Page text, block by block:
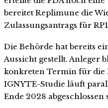
bereitet Replimune die
Zulassungsantrags für
Die Behörde hat bereits
Aussicht gestellt. Anleger
konkreten Termin für die
IGNYTE-Studie läuft
Ende 2028 abgeschlossen